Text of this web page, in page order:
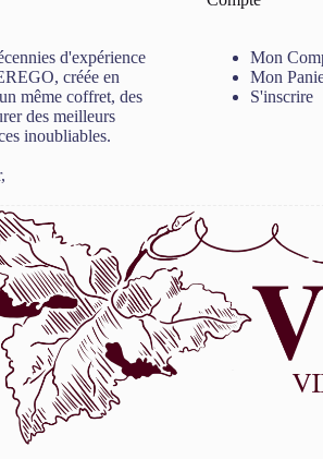
d'expérience
créée en
même coffret, des
des meilleurs
inoubliables.
Mon
Mon
S'inscrire